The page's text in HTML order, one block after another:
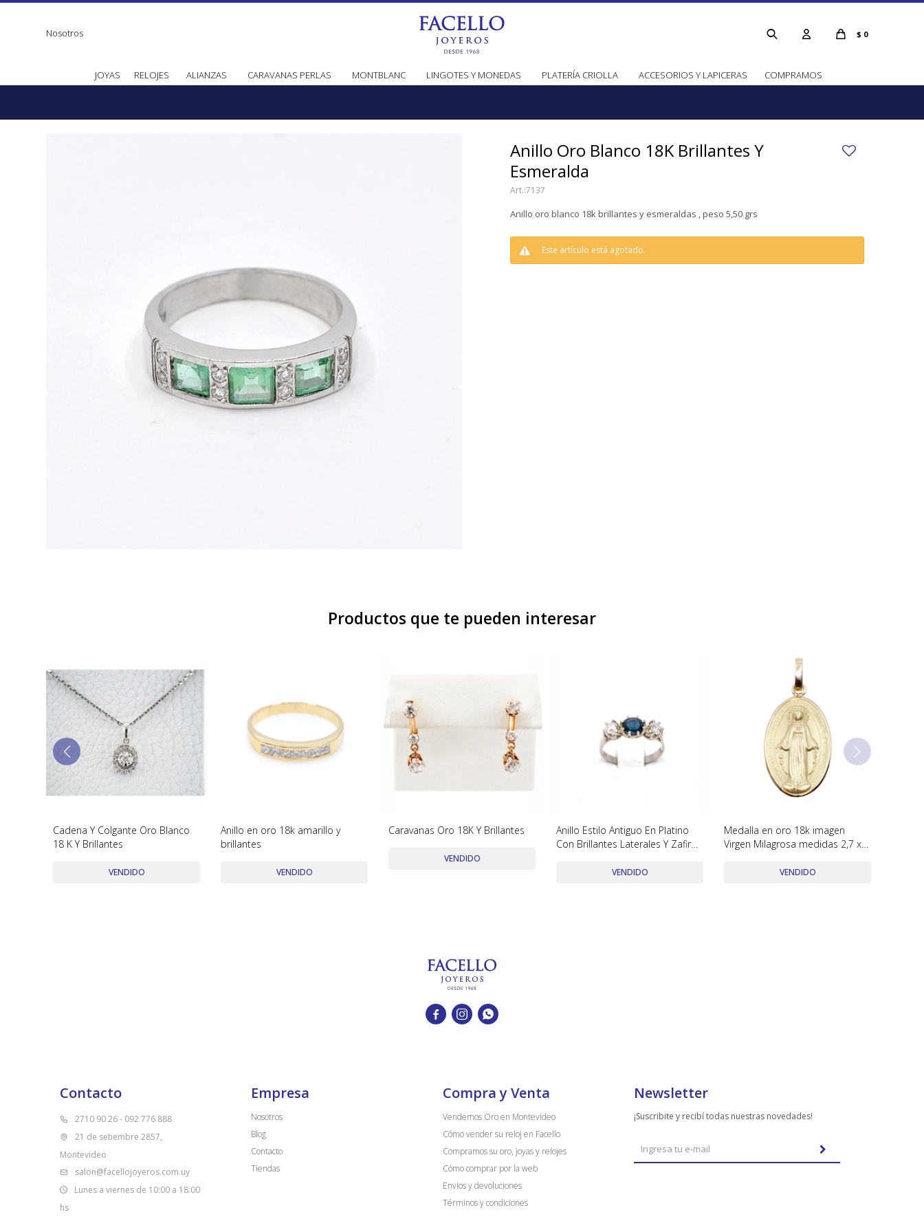
JOYAS RELOJES ALIANZAS CARAVANAS PERLAS MONTBLANC LINGOTES Y MONEDAS PLATERÍA CRIOLLA ACCESORIOS Y LAPICERAS COMPRAMOS
$ 0
Nosotros
Anillo Oro Blanco 18K Brillantes Y
Esmeralda
7137
Anillo oro blanco 18k brillantes y esmeraldas , peso 5,50 grs
Este artículo está agotado.
Productos que te pueden interesar
Cadena Y Colgante Oro Blanco
18 K Y Brillantes
VENDIDO
Anillo en oro 18k amarillo y
brillantes
VENDIDO
Caravanas Oro 18K Y Brillantes
VENDIDO
Anillo Estilo Antiguo En Platino
Con Brillantes Laterales Y Zafiro
VENDIDO
Medalla en oro 18k imagen
Virgen Milagrosa medidas 2,7 x
VENDIDO
  
Contacto
2710 90 26 - 092 776 888
21 de setiembre 2857,
Montevideo
salon@facellojoyeros.com.uy
Lunes a viernes de 10:00 a 18:00
hs
Empresa
Nosotros
Blog
Contacto
Tiendas
Compra y Venta
Vendemos Oro en Montevideo
Cómo vender su reloj en Facello
Compramos su oro, joyas y relojes
Cómo comprar por la web
Envios y devoluciones
Términos y condiciones
Newsletter
¡Suscribite y recibí todas nuestras novedades!